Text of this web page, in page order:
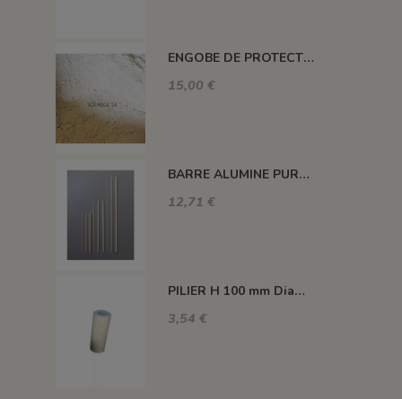
ENGOBE DE PROTECTION POUR LES PLAQUES
15,00 €
BARRE ALUMINE PURE 1400°C L200 X 2 MM
12,71 €
PILIER H 100 mm Diam.43 mm 1350°C
3,54 €